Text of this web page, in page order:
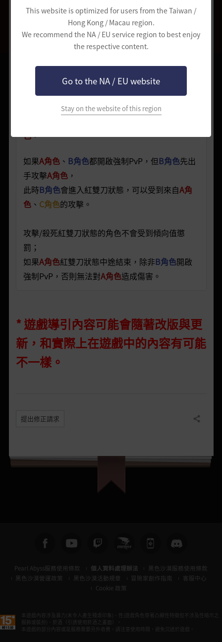
This website is optimized for users from the Taiwan /
Hong Kong / Macau region.
We recommend the NA / EU service region to best enjoy
the respective content.
Go to the NA / EU website
Stay on the website of this region
在所有角色都是正傾向值的情況下：
A角色只是開啟強制PvP(Alt+C)，但沒有對其他角
色發動攻擊，此時B角色、 C角色不能直接攻擊
；
主動攻擊B角色，角色名稱旁邊出現紅
色。
如果A角色、 B角色都開啟強制PvP，但B角色先出
手攻擊A角色，
此時B角色會進入紅雙刀狀態，可以受到來自A角
色、 C角色的攻擊。
攻擊/殺死紅雙刀狀態的角色不會受到傾向值懲
罰；
如果A角色紅雙刀狀態中途結束，除非B角色開啟
強制PvP，否則無法對A角色造成傷害。
* 遊戲導引內容可能會隨著改版與更
新，和實際上在遊戲中的內容有可能
不一樣。
提出修正請求 分享
Pearl Abyss服務使用條款 個人資料處理辦法
黑色沙漠服務使用條款
黑色沙漠營運政策
黑色沙漠活動規章 冒險家創作指南
客服中心
Cookie 政策
本遊戲內容涉及暴力(未令人產生殘虐印象)、性(遊戲角色穿著凸顯性特徵但不涉及性暗示之
服飾或裝扮)、菸酒（引誘使用菸酒之畫面）。
本遊戲的部分內容或是服務需要另外收費。請注意使用時間，避免沉迷於遊戲。